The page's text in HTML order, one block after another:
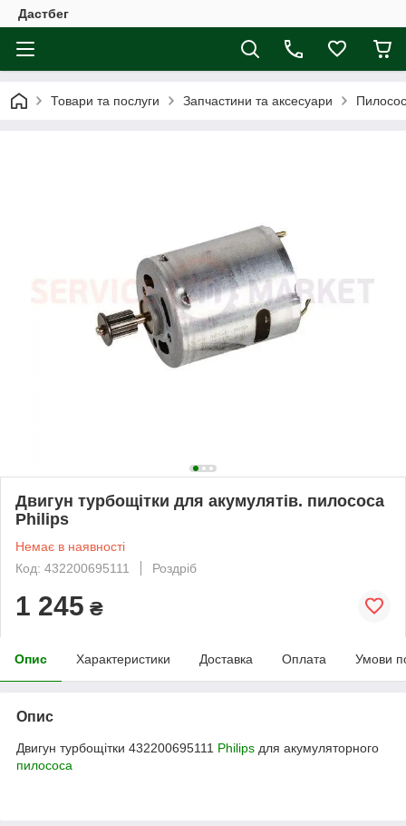
Дастбег
Товари та послуги Запчастини та аксесуари
Двигун турбощітки для акумулятів. пилососа
Philips
Немає в наявності
Код: 432200695111
Роздріб
1 245 ₴
Опис Характеристики Доставка Оплата Умови
Опис
Двигун турбощітки 432200695111 Philips для акумуляторного
пилососа